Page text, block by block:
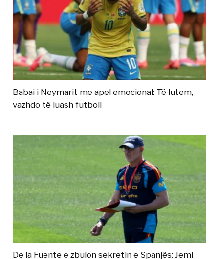
Babai i Neymarit me apel emocional: Të lutem,
vazhdo të luash futboll
De la Fuente e zbulon sekretin e Spanjës: Jemi